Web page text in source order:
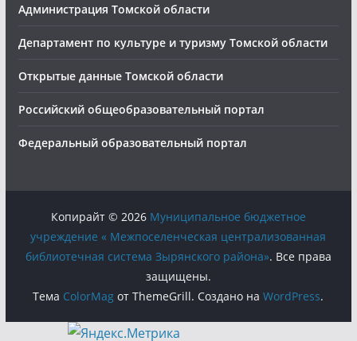
Администрация Томской области
Департамент по культуре и туризму Томской области
Открытые данные Томской области
Российский общеобразовательный портал
Федеральный образовательный портал
Копирайт © 2026 Муниципальное бюджетное
учреждение « Межпоселенческая централизованная
библиотечная система Зырянского района». Все права
защищены.
Тема ColorMag от ThemeGrill. Создано наWordPress.